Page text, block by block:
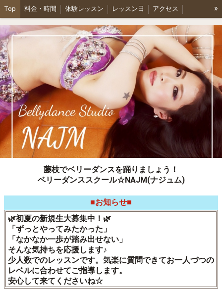
Top 料金・時間 体験レッスン レッスン日 アクセス
ショーのお知らせ プロフィール 各種パーティーご依頼
»
藤枝でベリーダンスを踊りましょう！
ベリーダンススクール☆NAJM(ナジュム)
■お知らせ■
🌿初夏の新規生大募集中！🌿
「ずっとやってみたかった」
「なかなか一歩が踏み出せない」
そんな気持ちを応援します♪
少人数でのレッスンです。気楽に質問できてお一人づつの
レベルに合わせてご指導します。
安心して来てくださいね☆